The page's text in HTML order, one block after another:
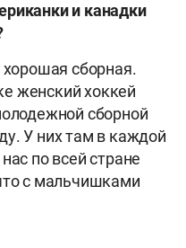
и канадки
хорошая сборная.
женский хоккей
сборной
У них там в каждой
по всей стране
с мальчишками